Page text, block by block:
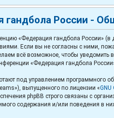
гандбола России -
«Федерация гандбола России»
Если вы не согласны с ними,
всё возможное, чтобы уведомить
«Федерация гандбола
под управлением программного
выпущенного по лицензии «GNU
phpBB строго связаны с
содержания и/или поведения в